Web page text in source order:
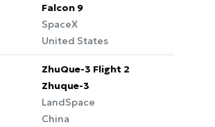
Falcon 9
SpaceX
United States
ZhuQue-3 Flight 2
Zhuque-3
LandSpace
China